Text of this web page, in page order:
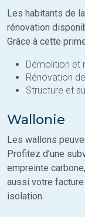
Les habitants de
rénovation
Grâce à cette
Démolition et
Rénovation
Structure et
Wallonie
Les wallons
Profitez d’une
empreinte
aussi votre
isolation.